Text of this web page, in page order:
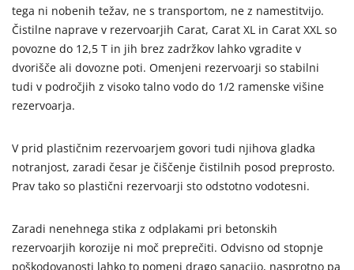
tega ni nobenih težav, ne s transportom, ne z namestitvijo.
Čistilne naprave v rezervoarjih Carat, Carat XL in Carat XXL so
povozne do 12,5 T in jih brez zadržkov lahko vgradite v
dvorišče ali dovozne poti. Omenjeni rezervoarji so stabilni
tudi v področjih z visoko talno vodo do 1/2 ramenske višine
rezervoarja.
V prid plastičnim rezervoarjem govori tudi njihova gladka
notranjost, zaradi česar je čiščenje čistilnih posod preprosto.
Prav tako so plastični rezervoarji sto odstotno vodotesni.
Zaradi nenehnega stika z odplakami pri betonskih
rezervoarjih korozije ni moč preprečiti. Odvisno od stopnje
poškodovanosti lahko to pomeni drago sanacijo, nasprotno pa